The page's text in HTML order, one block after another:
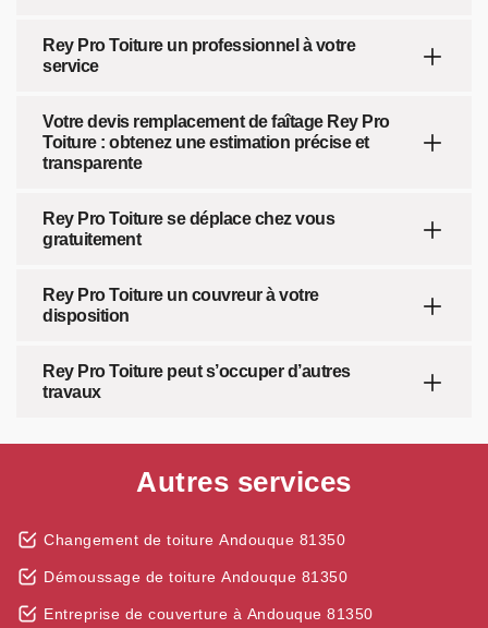
Rey Pro Toiture un professionnel à votre
service
Votre devis remplacement de faîtage Rey Pro
Toiture : obtenez une estimation précise et
transparente
Rey Pro Toiture se déplace chez vous
gratuitement
Rey Pro Toiture un couvreur à votre
disposition
Rey Pro Toiture peut s’occuper d’autres
travaux
Autres services
Changement de toiture Andouque 81350
Démoussage de toiture Andouque 81350
Entreprise de couverture à Andouque 81350